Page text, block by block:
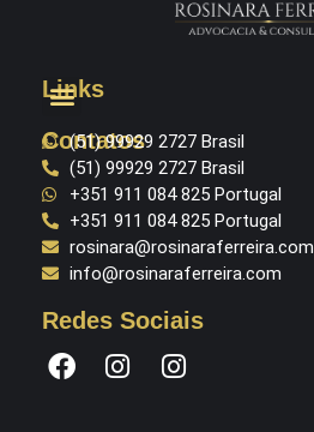
Links
Contatos
(51) 99929 2727 Brasil
(51) 99929 2727 Brasil
+351 911 084 825 Portugal
+351 911 084 825 Portugal
rosinara@rosinaraferreira.com
info@rosinaraferreira.com
Redes Sociais